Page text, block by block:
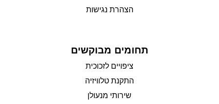
הצהרת נגישות
תחומים מבוקשים
ציפויים לזכוכית
התקנת טלוויזיה
שירותי מנעולן